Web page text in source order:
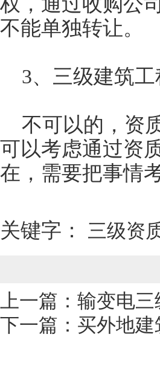
不能单独转让。
3、三级建筑工
不可以的，资
可以考虑通过资
在，需要把事情
关键字： 三级资
上一篇： 输变电
下一篇： 买外地